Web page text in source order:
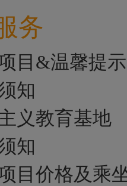
务
目&温馨提示
知
义教育基地
知